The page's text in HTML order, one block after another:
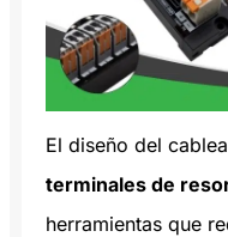
El diseño del
terminales de
herramientas que